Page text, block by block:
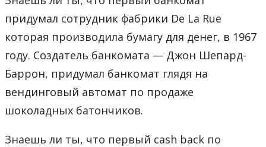
придумал сотрудник фабрики De La Rue
которая производила бумагу для денег, в 1967
году. Создатель банкомата — Джон Шепард-
Баррон, придумал банкомат глядя на
вендинговый автомат по продаже
шоколадных батончиков.
Знаешь ли ты, что первый cash back по